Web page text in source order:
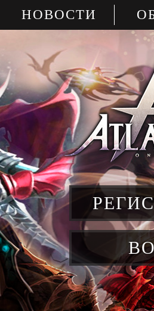
НОВОСТИ